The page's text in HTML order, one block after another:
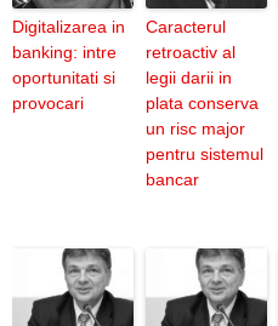
Digitalizarea in
banking: intre
oportunitati si
provocari
Caracterul
retroactiv al
legii darii in
plata conserva
un risc major
pentru sistemul
bancar